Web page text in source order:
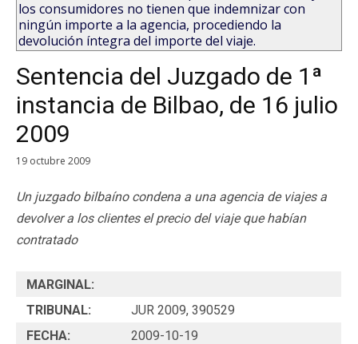
los consumidores no tienen que indemnizar con
ningún importe a la agencia, procediendo la
devolución íntegra del importe del viaje.
Sentencia del Juzgado de 1ª
instancia de Bilbao, de 16 julio
2009
19 octubre 2009
Un juzgado bilbaíno condena a una agencia de viajes a
devolver a los clientes el precio del viaje que habían
contratado
MARGINAL:
TRIBUNAL:
JUR 2009, 390529
FECHA:
2009-10-19